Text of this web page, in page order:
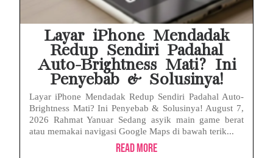
Layar iPhone Mendadak
Redup Sendiri Padahal
Auto-Brightness Mati? Ini
Penyebab & Solusinya!
Layar iPhone Mendadak Redup Sendiri Padahal Auto-
Brightness Mati? Ini Penyebab & Solusinya! August 7,
2026 Rahmat Yanuar Sedang asyik main game berat
atau memakai navigasi Google Maps di bawah terik...
Read More